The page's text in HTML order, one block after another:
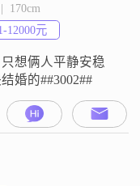
170cm
12000元
想俩人平静安稳
婚的##3002##